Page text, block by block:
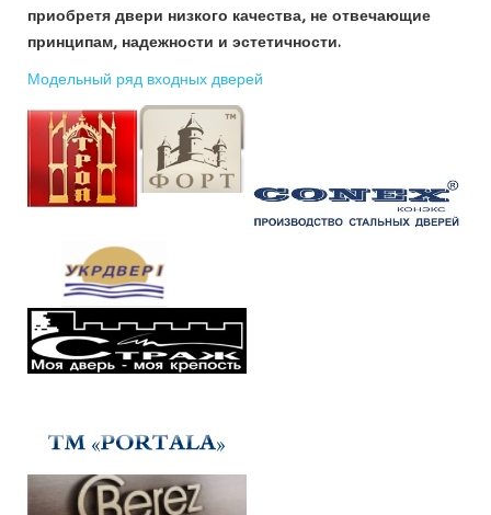
приобретя двери низкого качества, не отвечающие
принципам, надежности и эстетичности.
Модельный ряд входных дверей